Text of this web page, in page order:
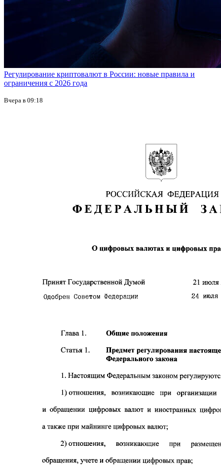
Регулирование криптовалют в России: новые правила и
ограничения с 2026 года
Вчера в 09:18